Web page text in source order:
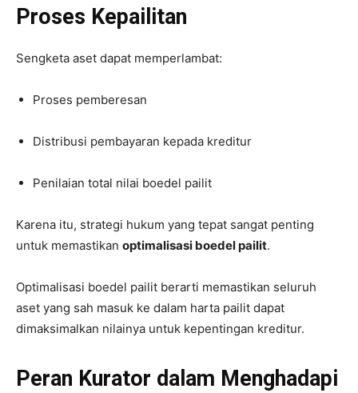
Proses Kepailitan
Sengketa aset dapat memperlambat:
Proses pemberesan
Distribusi pembayaran kepada kreditur
Penilaian total nilai boedel pailit
Karena itu, strategi hukum yang tepat sangat penting
untuk memastikan optimalisasi boedel pailit.
Optimalisasi boedel pailit berarti memastikan seluruh
aset yang sah masuk ke dalam harta pailit dapat
dimaksimalkan nilainya untuk kepentingan kreditur.
Peran Kurator dalam Menghadapi